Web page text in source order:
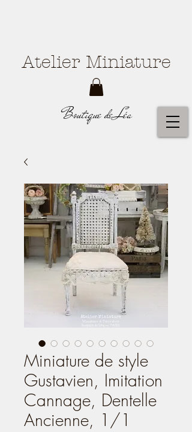
Boutique de Léa
Atelier Miniature
Miniature de style
Gustavien, Imitation
Cannage, Dentelle
Ancienne, 1/1